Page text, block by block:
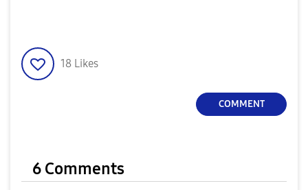
18 Likes
COMMENT
6 Comments